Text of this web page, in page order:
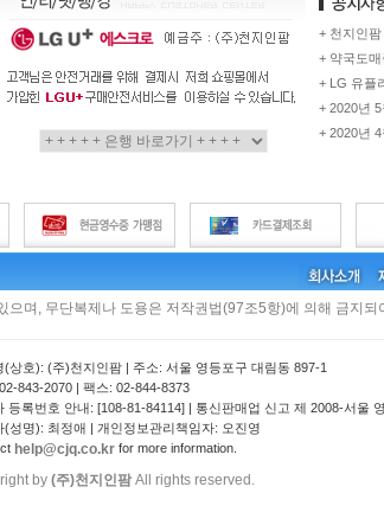
+ 천지인
+ 약국도
+ LG 유플
+ 2020년
+ 2020년
며, 무단복제나 도용은 저작권법(97조5항)에 의해 금지
(상호): (주)천지인팜 | 주소: 서울 영등포구 대림동 897-1
843-2070 | 팩스: 02-844-8373
등록번호 안내: [108-81-84114] | 통신판매업 신고 제 2008-서울
(성명): 최정애 | 개인정보관리책임자: 오진영
help@cjq.co.kr for more information.
by (주)천지인팜 All rights reserved.